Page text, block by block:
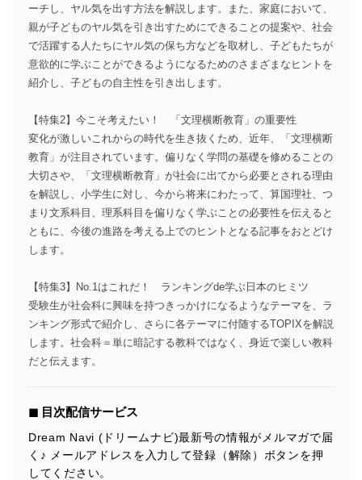
ーチし、ヤル気を出す方法を解説します。また、家庭において、
親が子どものヤル気を引き出すためにできることの提案や、社会
で活躍する人たちにヤル気の保ち方などを取材し、子どもたちが
意欲的に学ぶことができるようになるためのさまざまなヒントを
紹介し、子どもの自主性を引き出します。
【特集2】今こそ考えたい！ 「文理横断教育」の重要性
変化が激しいこれからの時代を生き抜くため、近年、「文理横断
教育」が注目されています。偏りなく学問の基礎を修めることの
大切さや、「文理横断教育」が社会に出てから必要とされる理由
を解説し、小学生に対し、今から将来にわたって、算国理社、つ
まり文系科目、理系科目を偏りなく学ぶことの必要性を伝えると
ともに、今後の進路を考える上でのヒントとなる記事をおとどけ
します。
【特集3】No.1はこれだ！ ランキングde学ぶ日本のヒミツ
受験生が社会科に興味を持つきっかけになるようなテーマを、ラ
ンキング形式で紹介し、さらに各テーマに付随するTOPIXを解説
します。社会科＝単に暗記する教科ではなく、身近で楽しい教科
だと伝えます。
◼︎ 目次配信サービス
Dream Navi (ドリームナビ)最新号の情報がメルマガで届
く♪ メールアドレスを入力して登録（解除）ボタンを押
してください。